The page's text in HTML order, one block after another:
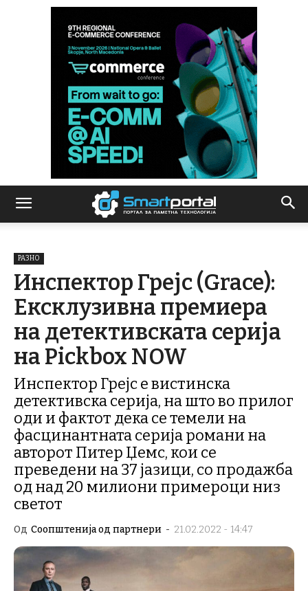
РАЗНО
Инспектор Грејс (Grace):
Ексклузивна премиера
на детективската серија
на Pickbox NOW
Инспектор Грејс е вистинска
детективска серија, на што во прилог
оди и фактот дека се темели на
фасцинантната серија романи на
авторот Питер Џемс, кои се
преведени на 37 јазици, со продажба
од над 20 милиони примероци низ
светот
Од Соопштенија од партнери - 21.02.2022 - 14:47